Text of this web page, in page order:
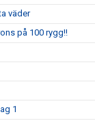
väder
på 100 rygg!!
1